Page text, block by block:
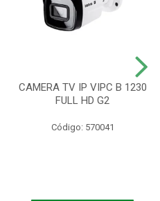
CAMERA TV IP VIPC B 1230
FULL HD G2
Código: 570041